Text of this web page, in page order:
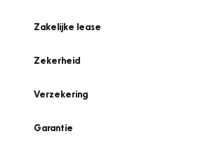
Zakelijke lease
Zekerheid
Verzekering
Garantie